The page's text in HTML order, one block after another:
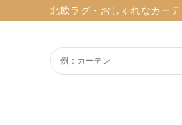
北欧ラグ・おしゃれなカー